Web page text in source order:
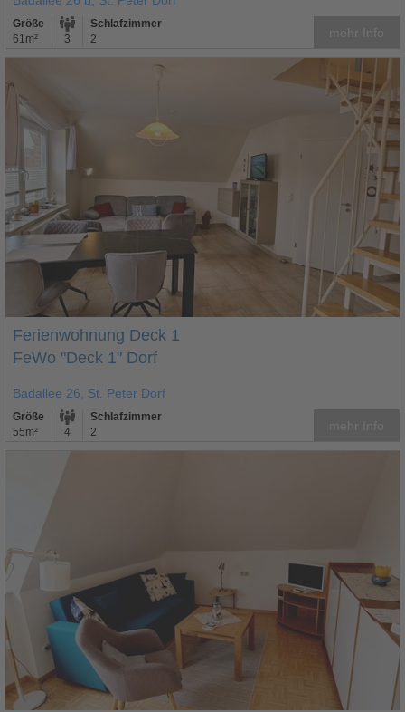
Größe
61m²
3
Schlafzimmer
2
Ferienwohnung Deck 1
FeWo "Deck 1" Dorf
Badallee 26, St. Peter Dorf
Größe
55m²
4
Schlafzimmer
2